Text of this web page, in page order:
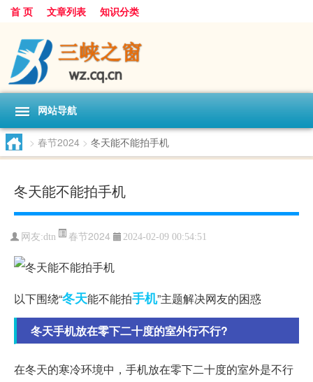
首 页 文章列表 知识分类
网站导航
> 春节2024 > 冬天能不能拍手机
冬天能不能拍手机
网友:dtn 春节2024 2024-02-09 00:54:51
以下围绕“冬天能不能拍手机”主题解决网友的困惑
冬天手机放在零下二十度的室外行不行?
在冬天的寒冷环境中，手机放在零下二十度的室外是不行